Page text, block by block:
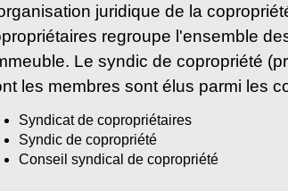
juridique de la
regroupe l'ensemble
Le syndic de copropriété
les membres sont élus parmi les
Syndicat de copropriétaires
Syndic de copropriété
Conseil syndical de copropriété